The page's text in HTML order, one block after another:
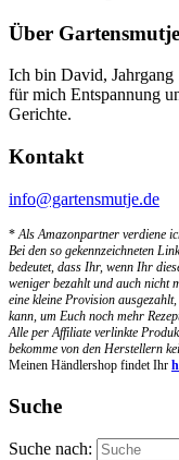
Über Gartensmutje
Ich bin David,
für mich Entspannung
Gerichte.
Kontakt
info@gartensmutje.de
*Als Amazonpartner verdiene
Bei den so gekennzeichneten
bedeutet, dass Ihr, wenn Ihr
weniger bezahlt und auch nicht
eine kleine Provision
kann, um Euch noch mehr
Alle per Affiliate verlinkte
bekomme von den Herstellern
Meinen Händlershop findet Ihr
Suche
Suche nach: